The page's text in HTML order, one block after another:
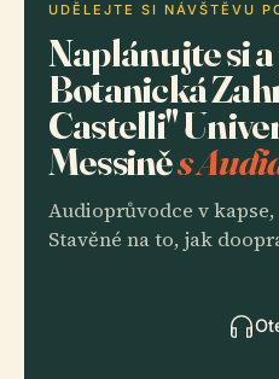
UDĚLEJTE SI NÁVŠTĚVU
Naplánujte si
Botanická
Castelli"
Messiněs
Audioprůvodce v
Stavěné na to, jak